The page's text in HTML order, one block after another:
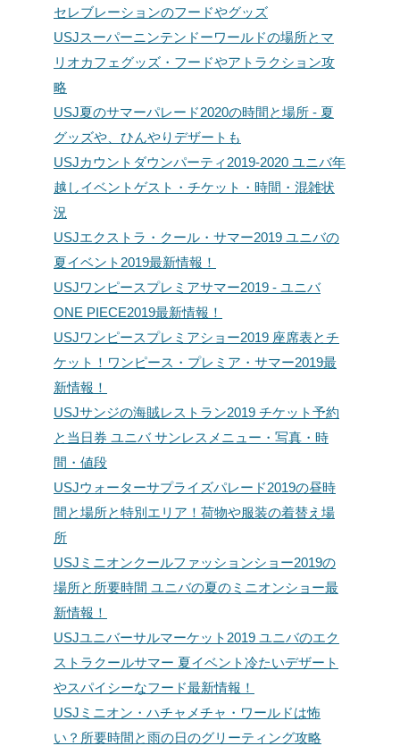
セレブレーションのフードやグッズ
USJスーパーニンテンドーワールドの場所とマ
リオカフェグッズ・フードやアトラクション攻
略
USJ夏のサマーパレード2020の時間と場所 - 夏
グッズや、ひんやりデザートも
USJカウントダウンパーティ2019-2020 ユニバ年
越しイベントゲスト・チケット・時間・混雑状
況
USJエクストラ・クール・サマー2019 ユニバの
夏イベント2019最新情報！
USJワンピースプレミアサマー2019 - ユニバ
ONE PIECE2019最新情報！
USJワンピースプレミアショー2019 座席表とチ
ケット！ワンピース・プレミア・サマー2019最
新情報！
USJサンジの海賊レストラン2019 チケット予約
と当日券 ユニバ サンレスメニュー・写真・時
間・値段
USJウォーターサプライズパレード2019の昼時
間と場所と特別エリア！荷物や服装の着替え場
所
USJミニオンクールファッションショー2019の
場所と所要時間 ユニバの夏のミニオンショー最
新情報！
USJユニバーサルマーケット2019 ユニバのエク
ストラクールサマー 夏イベント冷たいデザート
やスパイシーなフード最新情報！
USJミニオン・ハチャメチャ・ワールドは怖
い？所要時間と雨の日のグリーティング攻略